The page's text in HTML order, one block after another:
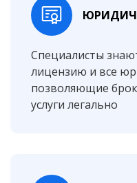
Специалисты
лицензию и все
позволяющие
услуги легально